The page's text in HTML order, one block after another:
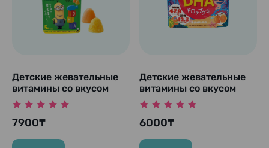
Детские жевательные
витамины со вкусом
лимона и мандарина
"UHA KIDS - DHA / EPA
и лютеин", курс на 20
7900₸
Детские жевательные
витамины со вкусом
мандарина и
апельсина "DHA/EPA",
90 шт.
6000₸